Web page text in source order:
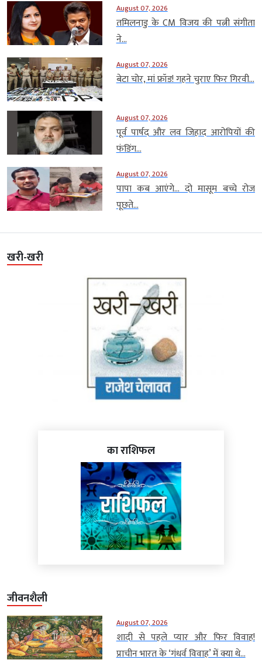
August 07, 2026
तमिलनाडु के CM विजय की पत्नी संगीता
ने...
August 07, 2026
बेटा चोर, मां फ्रॉड! गहने चुराए फिर गिरवी...
August 07, 2026
पूर्व पार्षद और लव जिहाद आरोपियों की
फंडिंग...
August 07, 2026
पापा कब आएंगे… दो मासूम बच्चे रोज
पूछते...
खरी-खरी
का राशिफल
जीवनशैली
August 07, 2026
शादी से पहले प्यार और फिर विवाह!
प्राचीन भारत के ‘गंधर्व विवाह’ में क्या थे...